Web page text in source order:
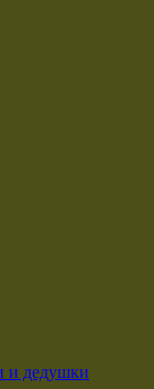
и дедушки